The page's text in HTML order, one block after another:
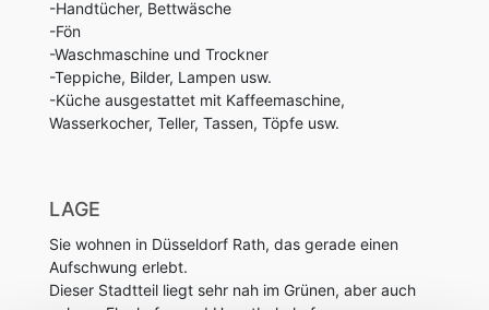
-Handtücher, Bettwäsche
-Fön
-Waschmaschine und Trockner
-Teppiche, Bilder, Lampen usw.
-Küche ausgestattet mit Kaffeemaschine,
Wasserkocher, Teller, Tassen, Töpfe usw.
LAGE
Sie wohnen in Düsseldorf Rath, das gerade einen
Aufschwung erlebt.
Dieser Stadtteil liegt sehr nah im Grünen, aber auch